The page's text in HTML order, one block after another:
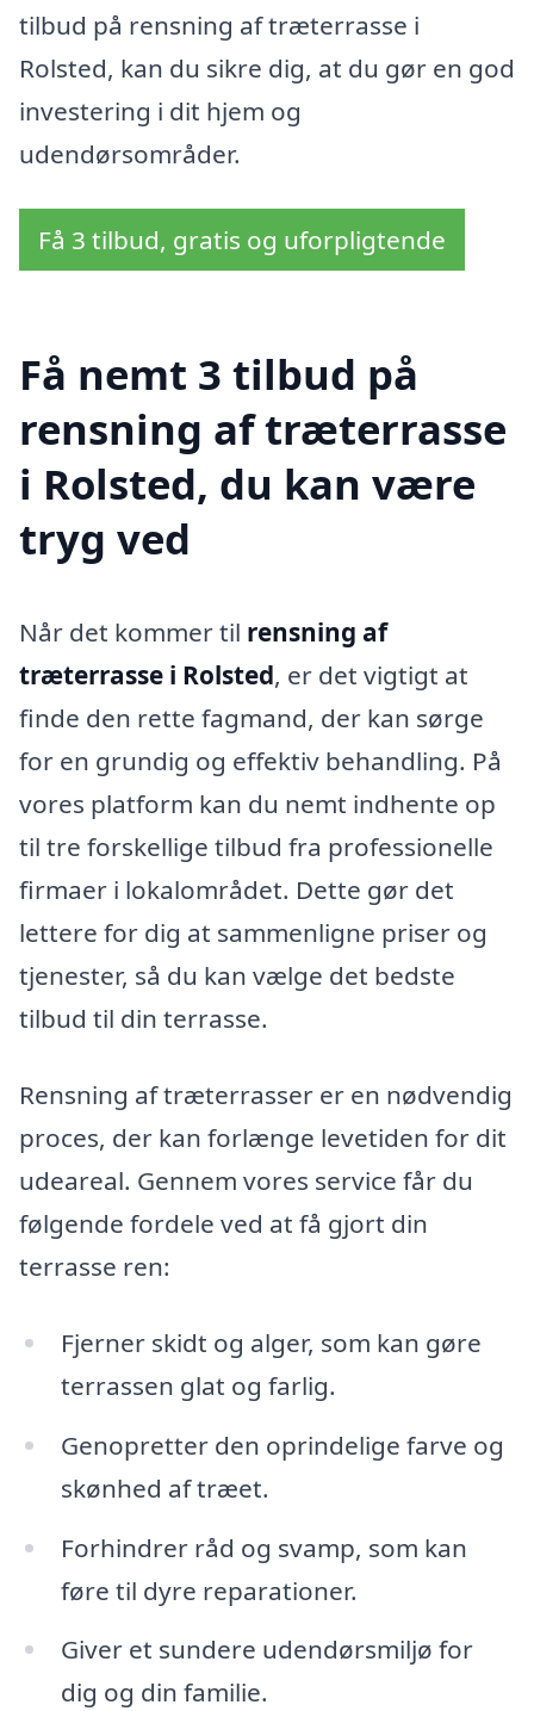
tilbud på rensning af træterrasse i
Rolsted, kan du sikre dig, at du gør en god
investering i dit hjem og
udendørsområder.
Få 3 tilbud, gratis og uforpligtende
Få nemt 3 tilbud på
rensning af træterrasse
i Rolsted, du kan være
tryg ved
Når det kommer til rensning af
træterrasse i Rolsted, er det vigtigt at
finde den rette fagmand, der kan sørge
for en grundig og effektiv behandling. På
vores platform kan du nemt indhente op
til tre forskellige tilbud fra professionelle
firmaer i lokalområdet. Dette gør det
lettere for dig at sammenligne priser og
tjenester, så du kan vælge det bedste
tilbud til din terrasse.
Rensning af træterrasser er en nødvendig
proces, der kan forlænge levetiden for dit
udeareal. Gennem vores service får du
følgende fordele ved at få gjort din
terrasse ren:
Fjerner skidt og alger, som kan gøre
terrassen glat og farlig.
Genopretter den oprindelige farve og
skønhed af træet.
Forhindrer råd og svamp, som kan
føre til dyre reparationer.
Giver et sundere udendørsmiljø for
dig og din familie.